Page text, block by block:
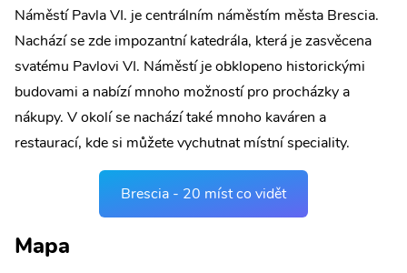
Náměstí Pavla VI. je centrálním náměstím města Brescia.
Nachází se zde impozantní katedrála, která je zasvěcena
svatému Pavlovi VI. Náměstí je obklopeno historickými
budovami a nabízí mnoho možností pro procházky a
nákupy. V okolí se nachází také mnoho kaváren a
restaurací, kde si můžete vychutnat místní speciality.
Brescia - 20 míst co vidět
Mapa